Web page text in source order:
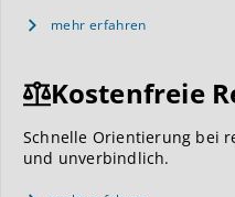
mehr erfahren
Kostenfreie
Schnelle Orientierung bei
und unverbindlich.